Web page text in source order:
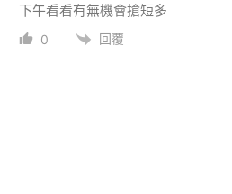
下午看看有無機會搶短多
0 回覆